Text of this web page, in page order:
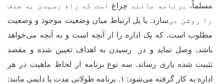
مسلماً، برنامه مانند چراغ‌‌ است که راه رسیدن به هدف
را روشن می‌سازد. یا پل ارتباط میان وضعیت موجود و وضعیت
مطلوب
است، که یک اداره را از آنچه است و به آنچه می‌خواهد
باشد، وصل ‌نماید و در رسیدن به اهداف تعیین شده و مقصد
تثبیت شده یاری ‌رساند. سه نوع برنامه از لحاظ ماهیت در هر
اداره به کار گرفته می‌شود: ۱.
برنامه طولانی مدت یا دایمی مانند: